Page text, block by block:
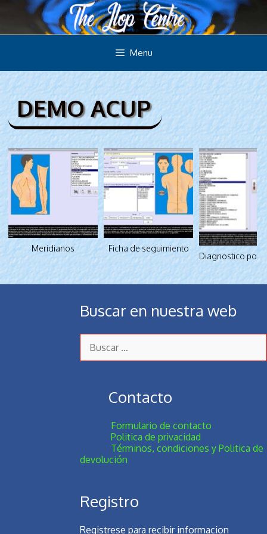
Menu
DEMO ACUP
Meridianos Ficha de seguimiento
Diagnostico por
Buscar en nuestra web
Contacto
Formulario de contacto
Politica de privacidad
Términos, condiciones y Politica de
devolución
Registro
Registrese para recibir informacion